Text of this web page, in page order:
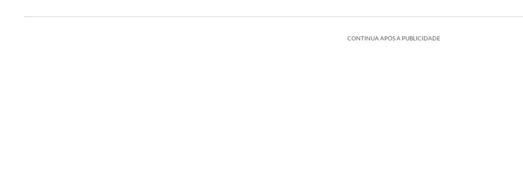
CONTINUA APÓS A PUBLICIDADE